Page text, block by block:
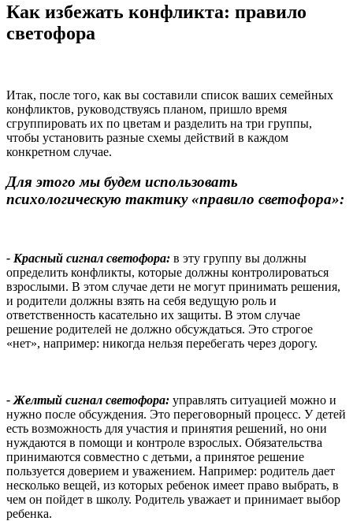
Как избежать конфликта: правило
светофора
Итак, после того, как вы составили список ваших семейных
конфликтов, руководствуясь планом, пришло время
сгруппировать их по цветам и разделить на три группы,
чтобы установить разные схемы действий в каждом
конкретном случае.
Для этого мы будем использовать
психологическую тактику «правило светофора»:
- Красный сигнал светофора: в эту группу вы должны
определить конфликты, которые должны контролироваться
взрослыми. В этом случае дети не могут принимать решения,
и родители должны взять на себя ведущую роль и
ответственность касательно их защиты. В этом случае
решение родителей не должно обсуждаться. Это строгое
«нет», например: никогда нельзя перебегать через дорогу.
- Желтый сигнал светофора: управлять ситуацией можно и
нужно после обсуждения. Это переговорный процесс. У детей
есть возможность для участия и принятия решений, но они
нуждаются в помощи и контроле взрослых. Обязательства
принимаются совместно с детьми, а принятое решение
пользуется доверием и уважением. Например: родитель дает
несколько вещей, из которых ребенок имеет право выбрать, в
чем он пойдет в школу. Родитель уважает и принимает выбор
ребенка.